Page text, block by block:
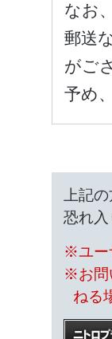
なお
郵送
がご
予め
上記
恐れ
※ユー
※お問
ねる